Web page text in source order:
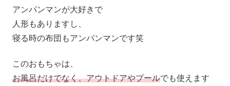
アンパンマンが大好きで
人形もありますし、
寝る時の布団もアンパンマンです笑
このおもちゃは、
お風呂だけでなく、アウトドアやプールでも使えます